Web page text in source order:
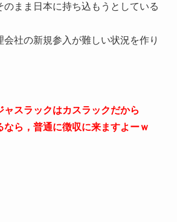
のまま日本に持ち込もうとしている
社の新規参入が難しい状況を作り
ャスラックはカスラックだから
なら，普通に徴収に来ますよーｗ